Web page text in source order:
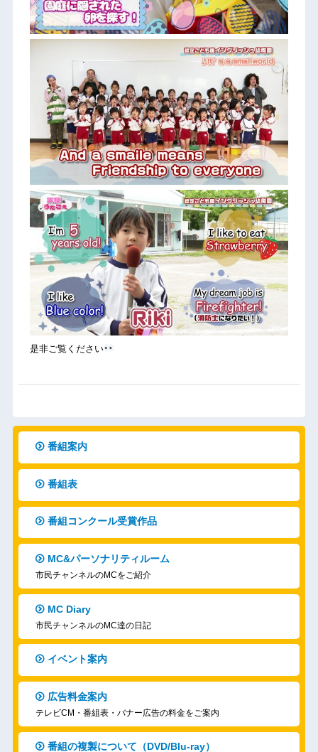
是非ご覧ください
番組案内
番組表
番組コンクール受賞作品
MC&パーソナリティルーム
市民チャンネルのMCをご紹介
MC Diary
市民チャンネルのMC達の日記
イベント案内
広告料金案内
テレビCM・番組表・バナー広告の料金をご案内
番組の複製について（DVD/Blu-ray）